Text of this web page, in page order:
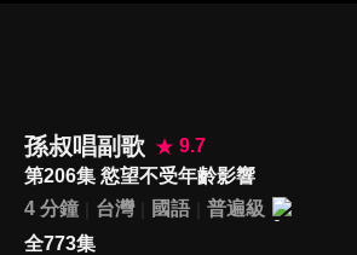
孫叔唱副歌
9.7
第206集 慾望不受年齡影響
4 分鐘
台灣 國語
普遍級
全773集